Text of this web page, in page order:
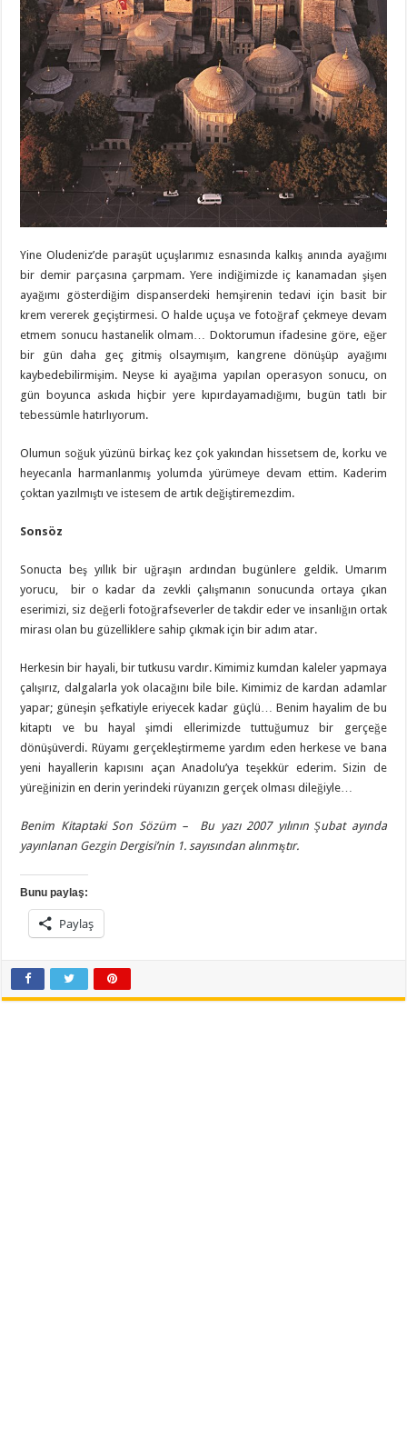
Yine Oludeniz’de paraşüt uçuşlarımız esnasında kalkış anında ayağımı
bir demir parçasına çarpmam. Yere indiğimizde iç kanamadan şişen
ayağımı gösterdiğim dispanserdeki hemşirenin tedavi için basit bir
krem vererek geçiştirmesi. O halde uçuşa ve fotoğraf çekmeye devam
etmem sonucu hastanelik olmam… Doktorumun ifadesine göre, eğer
bir gün daha geç gitmiş olsaymışım, kangrene dönüşüp ayağımı
kaybedebilirmişim. Neyse ki ayağıma yapılan operasyon sonucu, on
gün boyunca askıda hiçbir yere kıpırdayamadığımı, bugün tatlı bir
tebessümle hatırlıyorum.
Olumun soğuk yüzünü birkaç kez çok yakından hissetsem de, korku ve
heyecanla harmanlanmış yolumda yürümeye devam ettim. Kaderim
çoktan yazılmıştı ve istesem de artık değiştiremezdim.
Sonsöz
Sonucta beş yıllık bir uğraşın ardından bugünlere geldik. Umarım
yorucu, bir o kadar da zevkli çalışmanın sonucunda ortaya çıkan
eserimizi, siz değerli fotoğrafseverler de takdir eder ve insanlığın ortak
mirası olan bu güzelliklere sahip çıkmak için bir adım atar.
Herkesin bir hayali, bir tutkusu vardır. Kimimiz kumdan kaleler yapmaya
çalışırız, dalgalarla yok olacağını bile bile. Kimimiz de kardan adamlar
yapar; güneşin şefkatiyle eriyecek kadar güçlü… Benim hayalim de bu
kitaptı ve bu hayal şimdi ellerimizde tuttuğumuz bir gerçeğe
dönüşüverdi. Rüyamı gerçekleştirmeme yardım eden herkese ve bana
yeni hayallerin kapısını açan Anadolu’ya teşekkür ederim. Sizin de
yüreğinizin en derin yerindeki rüyanızın gerçek olması dileğiyle…
Benim Kitaptaki Son Sözüm – Bu yazı 2007 yılının Şubat ayında
yayınlanan Gezgin Dergisi’nin 1. sayısından alınmıştır.
Bunu paylaş:
Paylaş